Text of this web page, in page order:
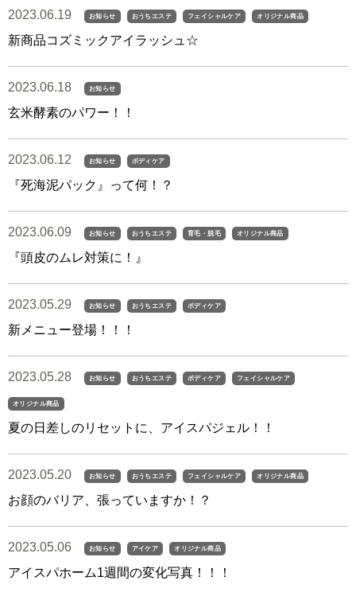
2023.06.19 お知らせ おうちエステ フェイシャルケア オリジナル商品
新商品コズミックアイラッシュ☆
2023.06.18 お知らせ
玄米酵素のパワー！！
2023.06.12 お知らせ ボディケア
『死海泥パック』って何！？
2023.06.09 お知らせ おうちエステ 育毛・脱毛 オリジナル商品
『頭皮のムレ対策に！』
2023.05.29 お知らせ おうちエステ ボディケア
新メニュー登場！！！
2023.05.28 お知らせ おうちエステ ボディケア フェイシャルケア
オリジナル商品
夏の日差しのリセットに、アイスパジェル！！
2023.05.20 お知らせ おうちエステ フェイシャルケア オリジナル商品
お顔のバリア、張っていますか！？
2023.05.06 お知らせ アイケア オリジナル商品
アイスパホーム1週間の変化写真！！！